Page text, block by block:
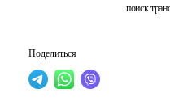
поиск
Поделиться